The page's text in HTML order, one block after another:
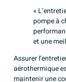
«
pompe à
et une
Assurer
aérothermique
maintenir une